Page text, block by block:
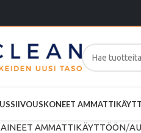
SIIVOUSKONEET
AMMATTIKÄYTTÖÖN